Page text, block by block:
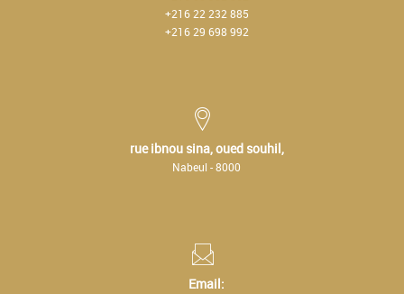
+216 22 232 885
+216 29 698 992
rue ibnou sina, oued souhil,
Nabeul - 8000
Email: